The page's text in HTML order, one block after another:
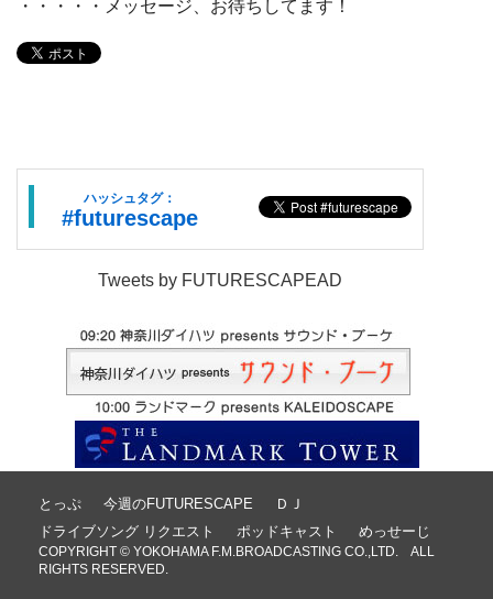
・・・・・メッセージ、お待ちしてます！
ハッシュタグ：
#futurescape
Tweets by FUTURESCAPEAD
とっぷ 今週のFUTURESCAPE
ＤＪ
ドライブソング リクエスト
ポッドキャスト めっせーじ
COPYRIGHT © YOKOHAMA F.M.BROADCASTING CO.,LTD. ALL
RIGHTS RESERVED.